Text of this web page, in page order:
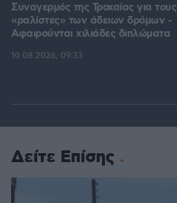
Συναγερμός της Τροχαίας για τους
«ραλίστες» των άδειων δρόμων -
Αφαιρούνται χιλιάδες διπλώματα
10.08.2026, 09:33
Δείτε Επίσης